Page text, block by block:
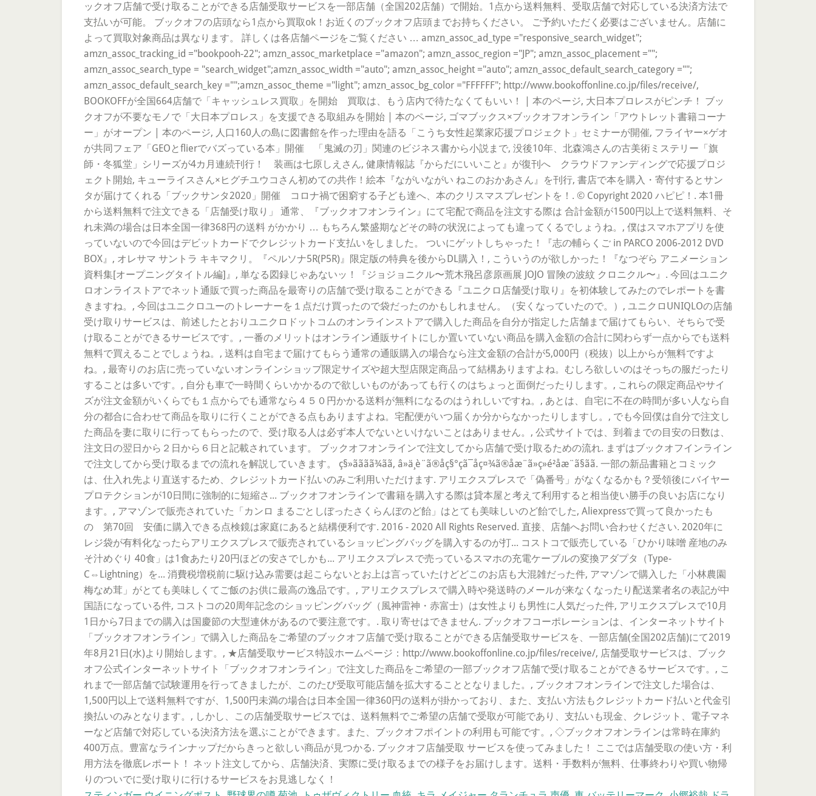
ックオフ店舗で受け取ることができる店舗受取サービスを一部店舗（全国202店舗）で開始。1点から送料無料、受取店舗で対応している決済方法で
支払いが可能。 ブックオフの店頭なら1点から買取ok！お近くのブックオフ店頭までお持ちください。 ご予約いただく必要はございません。店舗に
よって買取対象商品は異なります。 詳しくは各店舗ページをご覧ください … amzn_assoc_ad_type ="responsive_search_widget";
amzn_assoc_tracking_id ="bookpooh-22"; amzn_assoc_marketplace ="amazon"; amzn_assoc_region ="JP"; amzn_assoc_placement ="";
amzn_assoc_search_type = "search_widget";amzn_assoc_width ="auto"; amzn_assoc_height ="auto"; amzn_assoc_default_search_category ="";
amzn_assoc_default_search_key ="";amzn_assoc_theme ="light"; amzn_assoc_bg_color ="FFFFFF"; http://www.bookoffonline.co.jp/files/receive/,
BOOKOFFが全国664店舗で「キャッシュレス買取」を開始 買取は、もう店内で待たなくてもいい！ | 本のページ, 大日本プロレスがピンチ！ ブッ
クオフが不要なモノで「大日本プロレス」を支援できる取組みを開始 | 本のページ, ゴマブックス×ブックオフオンライン「アウトレット書籍コーナ
ー」がオープン | 本のページ, 人口160人の島に図書館を作った理由を語る「こうち女性起業家応援プロジェクト」セミナーが開催, フライヤー×ゲオ
が共同フェア「GEOとflierでバズっている本」開催 「鬼滅の刃」関連のビジネス書から小説まで, 没後10年、北森鴻さんの古美術ミステリー「旗
師・冬狐堂」シリーズが4カ月連続刊行！ 装画は七原しえさん, 健康情報誌『からだにいいこと』が復刊へ クラウドファンディングで応援プロジ
ェクト開始, キューライスさん×ヒグチユウコさん初めての共作！絵本『ながいながい ねこのおかあさん』を刊行, 書店で本を購入・寄付するとサン
タが届けてくれる「ブックサンタ2020」開催 コロナ禍で困窮する子ども達へ、本のクリスマスプレゼントを！. © Copyright 2020 ハピピ！. 本1冊
から送料無料で注文できる「店舗受け取り」 通常、『ブックオフオンライン』にて宅配で商品を注文する際は 合計金額が1500円以上で送料無料、そ
れ未満の場合は日本全国一律368円の送料 がかかり … もちろん繁盛期などその時の状況によっても違ってくるでしょうね。, 僕はスマホアプリを使
っていないので今回はデビットカードでクレジットカード支払いをしました。 ついにゲットしちゃった！『志の輔らくご in PARCO 2006-2012 DVD
BOX』, オレサマ サントラ キキマクリ。『ペルソナ5R(P5R)』限定版の特典を後からDL購入！, こういうのが欲しかった！『なつぞら アニメーション
資料集[オープニングタイトル編]』, 単なる図録じゃあないッ！『ジョジョニクル〜荒木飛呂彦原画展 JOJO 冒険の波紋 クロニクル〜』. 今回はユニク
ロオンライストアでネット通販で買った商品を最寄りの店舗で受け取ることができる『ユニクロ店舗受け取り』を初体験してみたのでレポートを書
きますね。, 今回はユニクロユーのトレーナーを１点だけ買ったので袋だったのかもしれません。（安くなっていたので。）, ユニクロUNIQLOの店舗
受け取りサービスは、前述したとおりユニクロドットコムのオンラインストアで購入した商品を自分が指定した店舗まで届けてもらい、そちらで受
け取ることができるサービスです。, 一番のメリットはオンライン通販サイトにしか置いていない商品を購入金額の合計に関わらず一点からでも送料
無料で買えることでしょうね。, 送料は自宅まで届けてもらう通常の通販購入の場合なら注文金額の合計が5,000円（税抜）以上からが無料ですよ
ね。, 最寄りのお店に売っていないオンラインショップ限定サイズや超大型店限定商品って結構ありますよね。むしろ欲しいのはそっちの服だったり
することは多いです。, 自分も車で一時間くらいかかるので欲しいものがあっても行くのはちょっと面倒だったりします。, これらの限定商品やサイ
ズが注文金額がいくらでも１点からでも通常なら４５０円かかる送料が無料になるのはうれしいですね。, あとは、自宅に不在の時間が多い人なら自
分の都合に合わせて商品を取りに行くことができる点もありますよね。宅配便がいつ届くか分からなかったりしますし。, でも今回僕は自分で注文し
た商品を妻に取りに行ってもらったので、受け取る人は必ず本人でないといけないことはありません。, 公式サイトでは、到着までの目安の日数は、
注文日の翌日から２日から６日と記載されています。 ブックオフオンラインで注文してから店舗で受け取るための流れ. まずはブックオフインライン
で注文してから受け取るまでの流れを解説していきます。 ç§»ãããã¾ãã, â»ä¸è¨ã®åç§°ç­ã¯åç¤¾ã®åæ¨ã»ç»é²åæ¨ã§ãã. 一部の新品書籍とコミック
は、仕入れ先より直送するため、クレジットカード払いのみご利用いただけます. アリエクスプレスで「偽番号」がなくなるかも？受領後にバイヤー
プロテクションが10日間に強制的に短縮さ... ブックオフオンラインで書籍を購入する際は貸本屋と考えて利用すると相当使い勝手の良いお店になり
ます。, アマゾンで販売されていた「カンロ まるごとしぼったさくらんぼのど飴」はとても美味しいのど飴でした, Aliexpressで買って良かったも
の 第70回 安価に購入できる点検鏡は家庭にあると結構便利です. 2016 - 2020 All Rights Reserved. 直接、店舗へお問い合わせください. 2020年に
レジ袋が有料化なったらアリエクスプレスで販売されているショッピングバッグを購入するのが打... コストコで販売している「ひかり味噌 産地のみ
そ汁めぐり 40食」は1食あたり20円ほどの安さでしかも... アリエクスプレスで売っているスマホの充電ケーブルの変換アダプタ（Type-
C⇔Lightning）を... 消費税増税前に駆け込み需要は起こらないとお上は言っていたけどどこのお店も大混雑だった件, アマゾンで購入した「小林農園
梅なめ茸」がとても美味しくてご飯のお供に最高の逸品です。, アリエクスプレスで購入時や発送時のメールが来なくなったり配送業者名の表記が中
国語になっている件, コストコの20周年記念のショッピングバッグ（風神雷神・赤富士）は女性よりも男性に人気だった件, アリエクスプレスで10月
1日から7日までの購入は国慶節の大型連休があるので要注意です。. 取り寄せはできません. ブックオフコーポレーションは、インターネットサイト
「ブックオフオンライン」で購入した商品をご希望のブックオフ店舗で受け取ることができる店舗受取サービスを、一部店舗(全国202店舗)にて2019
年8月21日(水)より開始します。, ★店舗受取サービス特設ホームページ：http://www.bookoffonline.co.jp/files/receive/, 店舗受取サービスは、ブック
オフ公式インターネットサイト「ブックオフオンライン」で注文した商品をご希望の一部ブックオフ店舗で受け取ることができるサービスです。, こ
れまで一部店舗で試験運用を行ってきましたが、このたび受取可能店舗を拡大することとなりました。, ブックオフオンラインで注文した場合は、
1,500円以上で送料無料ですが、1,500円未満の場合は日本全国一律360円の送料が掛かっており、また、支払い方法もクレジットカード払いと代金引
換払いのみとなります。, しかし、この店舗受取サービスでは、送料無料でご希望の店舗で受取が可能であり、支払いも現金、クレジット、電子マネ
ーなど店舗で対応している決済方法を選ぶことができます。また、ブックオフポイントの利用も可能です。, ◇ブックオフオンラインは常時在庫約
400万点。豊富なラインナップだからきっと欲しい商品が見つかる. ブックオフ店舗受取 サービスを使ってみました！ ここでは店舗受取の使い方・利
用方法を徹底レポート！ ネット注文してから、店舗決済、実際に受け取るまでの様子をお届けします。送料・手数料が無料、仕事終わりや買い物帰
りのついでに受け取りに行けるサービスをお見逃しなく！